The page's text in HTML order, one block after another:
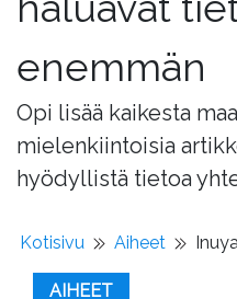
enemmän
Opi lisää kaikesta
mielenkiintoisia
hyödyllistä tietoa
Kotisivu Aiheet
AIHEET